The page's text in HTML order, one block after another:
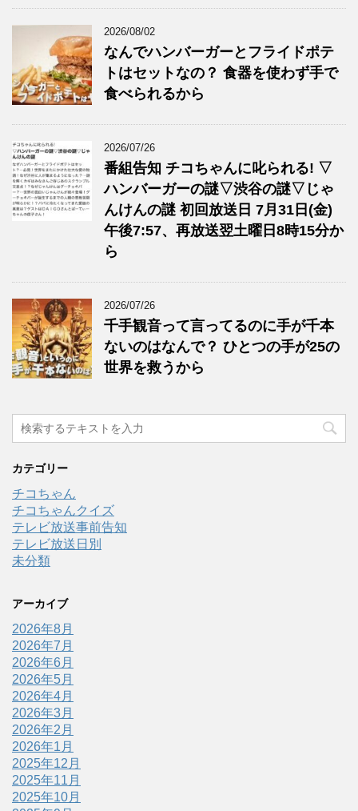
2026/08/02
なんでハンバーガーとフライドポテ
トはセットなの？ 食器を使わず手で
食べられるから
2026/07/26
番組告知 チコちゃんに叱られる! ▽
ハンバーガーの謎▽渋谷の謎▽じゃ
んけんの謎 初回放送日 7月31日(金)
午後7:57、再放送翌土曜日8時15分か
ら
2026/07/26
千手観音って言ってるのに手が千本
ないのはなんで？ ひとつの手が25の
世界を救うから
カテゴリー
チコちゃん
チコちゃんクイズ
テレビ放送事前告知
テレビ放送日別
未分類
アーカイブ
2026年8月
2026年7月
2026年6月
2026年5月
2026年4月
2026年3月
2026年2月
2026年1月
2025年12月
2025年11月
2025年10月